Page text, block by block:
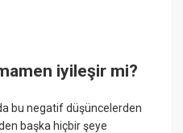
iyileşir mi?
bu negatif düşüncelerden
başka hiçbir şeye